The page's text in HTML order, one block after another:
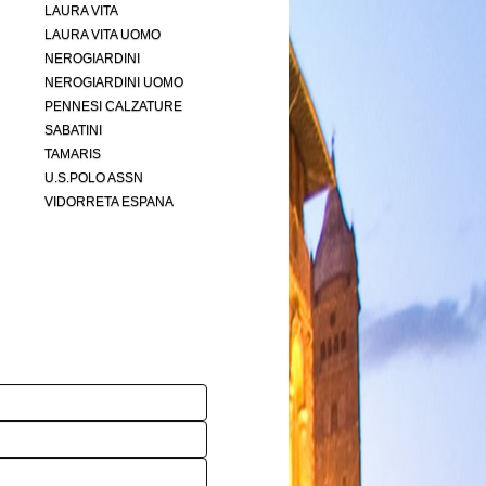
LAURA VITA
LAURA VITA UOMO
NEROGIARDINI
NEROGIARDINI UOMO
PENNESI CALZATURE
SABATINI
TAMARIS
U.S.POLO ASSN
VIDORRETA ESPANA